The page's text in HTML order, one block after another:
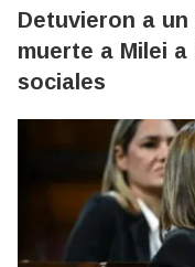
Detuvieron a un
muerte a Milei
sociales